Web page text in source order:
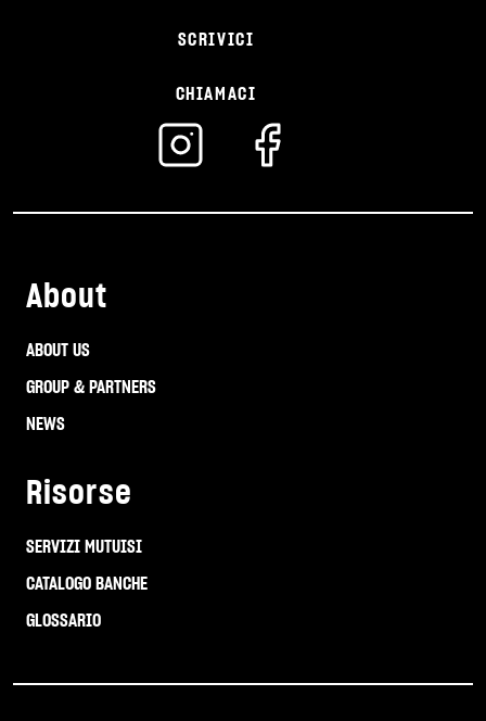
SCRIVICI
CHIAMACI
About
ABOUT US
GROUP & PARTNERS
NEWS
Risorse
SERVIZI MUTUISI
CATALOGO BANCHE
GLOSSARIO